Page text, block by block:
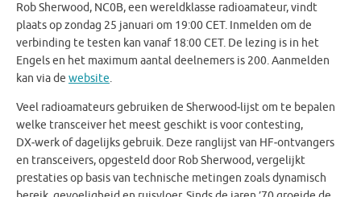
Rob Sherwood, NC0B, een wereldklasse radioamateur, vindt
plaats op zondag 25 januari om 19:00 CET. Inmelden om de
verbinding te testen kan vanaf 18:00 CET. De lezing is in het
Engels en het maximum aantal deelnemers is 200. Aanmelden
kan via de website.
Veel radioamateurs gebruiken de Sherwood‑lijst om te bepalen
welke transceiver het meest geschikt is voor contesting,
DX‑werk of dagelijks gebruik. Deze ranglijst van HF‑ontvangers
en transceivers, opgesteld door Rob Sherwood, vergelijkt
prestaties op basis van technische metingen zoals dynamisch